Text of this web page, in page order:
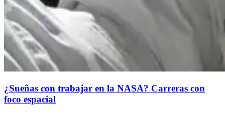
¿Sueñas con trabajar en la NASA? Carreras con
foco espacial